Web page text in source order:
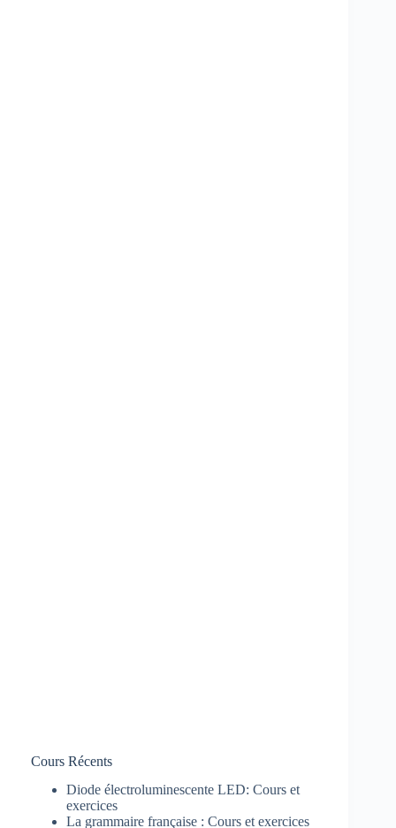
Cours Récents
Diode électroluminescente LED: Cours et
exercices
La grammaire française : Cours et exercices